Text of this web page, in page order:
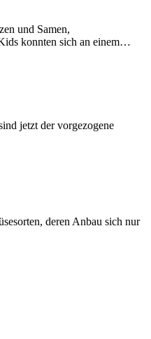
und Samen,
konnten sich an einem…
jetzt der vorgezogene
deren Anbau sich nur